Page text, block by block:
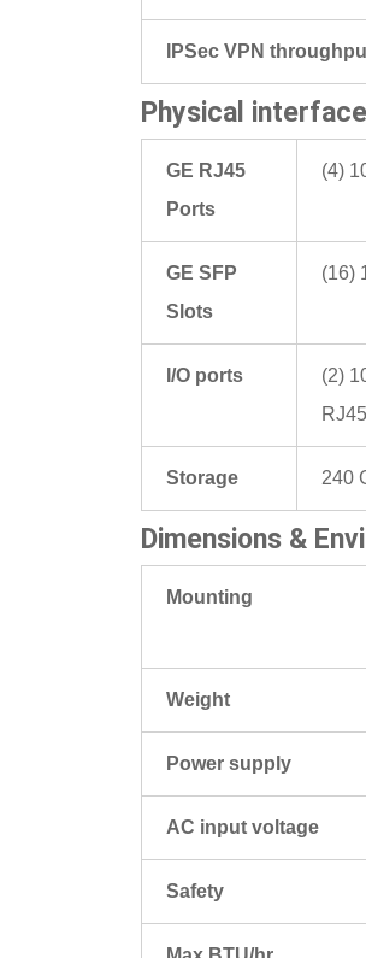
IPSec VPN
Physical
GE RJ45
Ports
(4)
GE SFP
Slots
(16)
I/O ports
(2)
Storage 240
Dimensions &
Mounting
Weight
Power supply
AC input voltage
Safety